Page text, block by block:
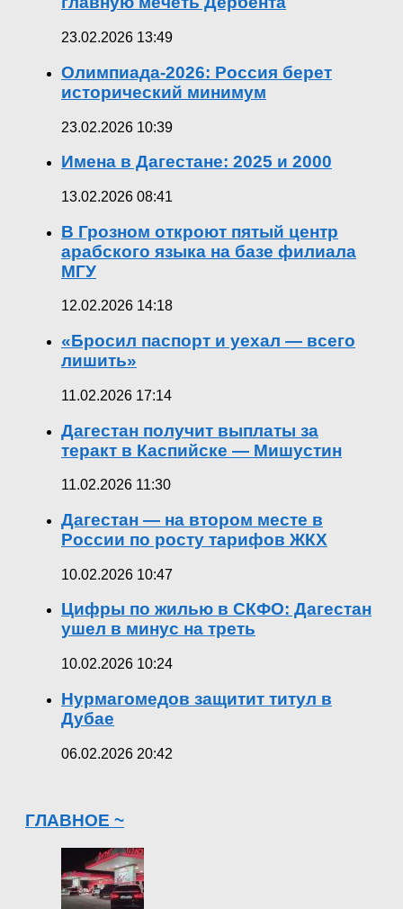
23.02.2026 13:49
Олимпиада-2026: Россия берет
исторический минимум
23.02.2026 10:39
Имена в Дагестане: 2025 и 2000
13.02.2026 08:41
В Грозном откроют пятый центр
арабского языка на базе филиала
МГУ
12.02.2026 14:18
«Бросил паспорт и уехал — всего
лишить»
11.02.2026 17:14
Дагестан получит выплаты за
теракт в Каспийске — Мишустин
11.02.2026 11:30
Дагестан — на втором месте в
России по росту тарифов ЖКХ
10.02.2026 10:47
Цифры по жилью в СКФО: Дагестан
ушел в минус на треть
10.02.2026 10:24
Нурмагомедов защитит титул в
Дубае
06.02.2026 20:42
ГЛАВНОЕ ~